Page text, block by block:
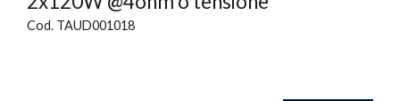
Cod. TAUD001018